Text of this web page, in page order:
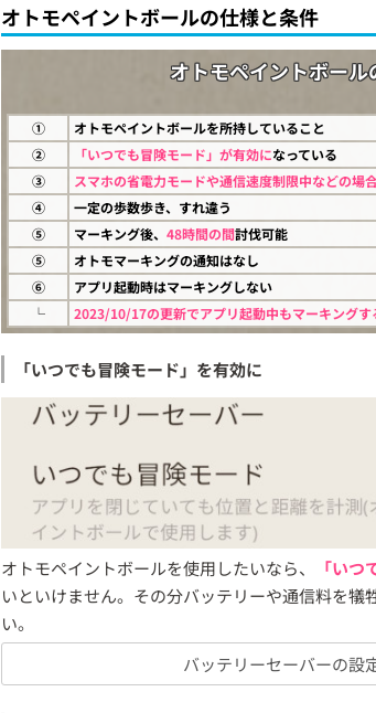
オトモペイントボールの仕様と条件
オトモペイントボール
①
オトモペイントボールを所持していること
②
「いつでも冒険モード」が有効になっている
③
スマホの省電力モードや通信速度制限中などの場
④
一定の歩数歩き、すれ違う
⑤
マーキング後、 48時間の間討伐可能
⑤
オトモマーキングの通知はなし
⑥
アプリ起動時はマーキングしない
└
2023/10/17の更新でアプリ起動中もマーキングす
「いつでも冒険モード」を有効に
オトモペイントボールを使用したいなら、
「い
いといけません。その分バッテリーや通信料を犠
い。
バッテリーセーバーの設